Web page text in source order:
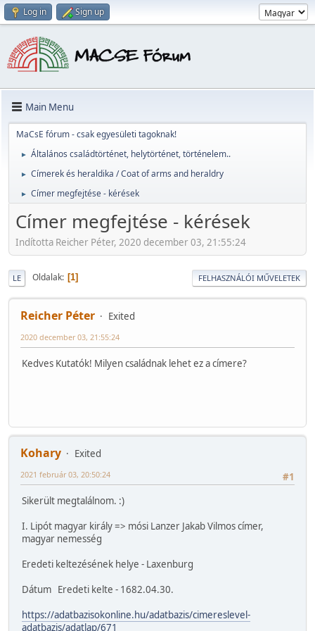
Log in Sign up
Main Menu
MaCsE fórum - csak egyesületi tagoknak!
► Általános családtörténet, helytörténet, történelem..
► Címerek és heraldika / Coat of arms and heraldry
► Címer megfejtése - kérések
Címer megfejtése - kérések
Indította Reicher Péter, 2020 december 03, 21:55:24
LE Oldalak 1 FELHASZNÁLÓI MŰVELETEK
Reicher Péter Exited
2020 december 03, 21:55:24
Kedves Kutatók! Milyen családnak lehet ez a címere?
Kohary
Exited
#1
2021 február 03, 20:50:24
Sikerült megtalálnom. :)
I. Lipót magyar király => mósi Lanzer Jakab Vilmos címer,
magyar nemesség
Eredeti keltezésének helye - Laxenburg
Dátum Eredeti kelte - 1682.04.30.
https://adatbazisokonline.hu/adatbazis/cimereslevel-
adatbazis/adatlap/671